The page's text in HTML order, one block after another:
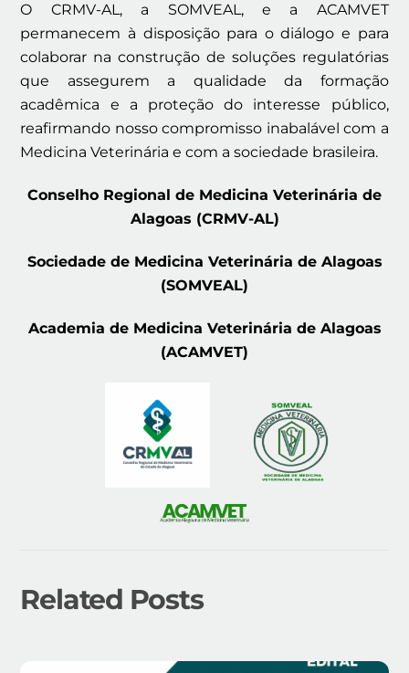
O CRMV-AL, a SOMVEAL, e a ACAMVET
permanecem à disposição para o diálogo e para
colaborar na construção de soluções regulatórias
que assegurem a qualidade da formação
acadêmica e a proteção do interesse público,
reafirmando nosso compromisso inabalável com a
Medicina Veterinária e com a sociedade brasileira.
Conselho Regional de Medicina Veterinária de
Alagoas (CRMV-AL)
Sociedade de Medicina Veterinária de Alagoas
(SOMVEAL)
Academia de Medicina Veterinária de Alagoas
(ACAMVET)
Related Posts